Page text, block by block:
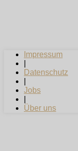
Impressum
Datenschutz
Jobs
Über uns